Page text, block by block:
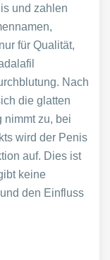
und zahlen
für Qualität,
Nach
die glatten
nimmt zu, bei
wird der Penis
auf. Dies ist
keine
den Einfluss